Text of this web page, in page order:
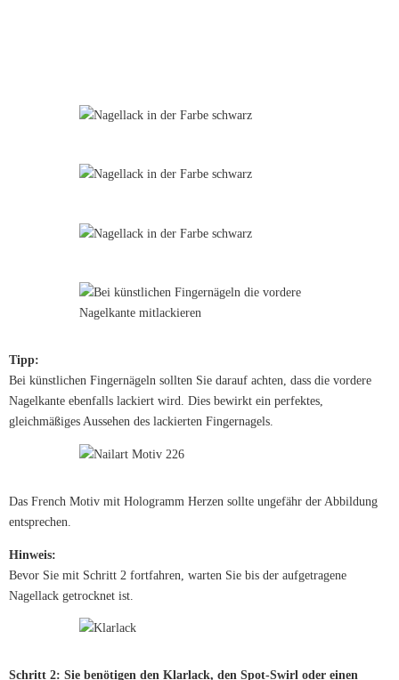
Tipp:
Bei künstlichen Fingernägeln sollten Sie darauf achten, dass die vordere
Nagelkante ebenfalls lackiert wird. Dies bewirkt ein perfektes,
gleichmäßiges Aussehen des lackierten Fingernagels.
Das French Motiv mit Hologramm Herzen sollte ungefähr der Abbildung
entsprechen.
Hinweis:
Bevor Sie mit Schritt 2 fortfahren, warten Sie bis der aufgetragene
Nagellack getrocknet ist.
Schritt 2: Sie benötigen den Klarlack, den Spot-Swirl oder einen